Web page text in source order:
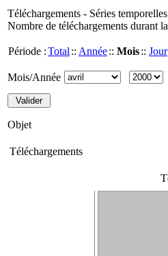
Téléchargements - Séries temporelles
Nombre de téléchargements durant
Période :Total :: Année:: Mois:: Jour
Mois/Année
Objet
Téléchargements